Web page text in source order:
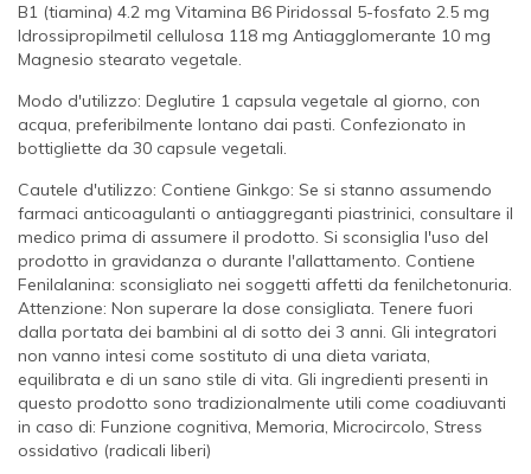
B1 (tiamina) 4.2 mg Vitamina B6 Piridossal 5-fosfato 2.5 mg
Idrossipropilmetil cellulosa 118 mg Antiagglomerante 10 mg
Magnesio stearato vegetale.
Modo d'utilizzo: Deglutire 1 capsula vegetale al giorno, con
acqua, preferibilmente lontano dai pasti. Confezionato in
bottigliette da 30 capsule vegetali.
Cautele d'utilizzo: Contiene Ginkgo: Se si stanno assumendo
farmaci anticoagulanti o antiaggreganti piastrinici, consultare il
medico prima di assumere il prodotto. Si sconsiglia l'uso del
prodotto in gravidanza o durante l'allattamento. Contiene
Fenilalanina: sconsigliato nei soggetti affetti da fenilchetonuria.
Attenzione: Non superare la dose consigliata. Tenere fuori
dalla portata dei bambini al di sotto dei 3 anni. Gli integratori
non vanno intesi come sostituto di una dieta variata,
equilibrata e di un sano stile di vita. Gli ingredienti presenti in
questo prodotto sono tradizionalmente utili come coadiuvanti
in caso di: Funzione cognitiva, Memoria, Microcircolo, Stress
ossidativo (radicali liberi)